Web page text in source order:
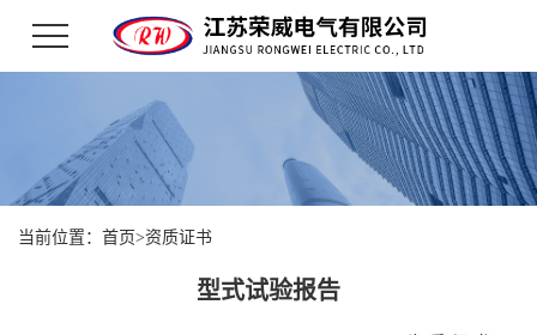
当前位置： 首页>资质证书
型式试验报告